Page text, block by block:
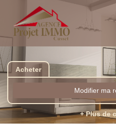
Acheter
Modifier ma
+ Plus de